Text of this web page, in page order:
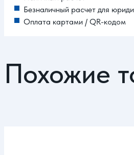
Безналичный расчет для
Оплата картами / QR-кодом
Похожие